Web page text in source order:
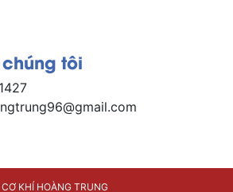
tôi
CƠ KHÍ HOÀNG TRUNG